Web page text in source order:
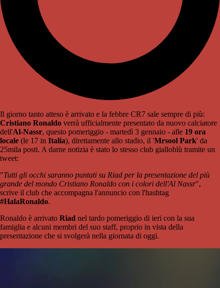
Il giorno tanto atteso è arrivato e la febbre CR7 sale sempre di più:
Cristiano Ronaldo verrà ufficialmente presentato da nuovo calciatore
dell'Al-Nassr, questo pomeriggio - martedì 3 gennaio - alle 19 ora
locale (le 17 in Italia), direttamente allo stadio, il 'Mrsool Park' da
25mila posti. A darne notizia è stato lo stesso club gialloblù tramite un
tweet:
"Tutti gli occhi saranno puntati su Riad per la presentazione del più
grande del mondo Cristiano Ronaldo con i colori dell'Al Nassr",
scrive il club che accompagna l'annuncio con l'hashtag
#HalaRonaldo.
Ronaldo è arrivato Riad nel tardo pomeriggio di ieri con la sua
famiglia e alcuni membri del suo staff, proprio in vista della
presentazione che si svolgerà nella giornata di oggi.